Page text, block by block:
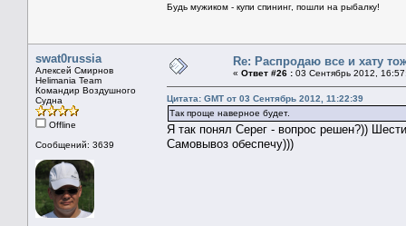
Будь мужиком - купи спининг, пошли на рыбалку!
swat0russia
Алексей Смирнов
Helimania Team
Командир Воздушного
Судна
Offline
Сообщений: 3639
Re: Распродаю все и хату
« Ответ #26 : 03 Сентябрь 2012,
Цитата: GMT от 03 Сентябрь 2012, 11:22:39
Так проще наверное будет.
Я так понял Серег - вопрос решен?))
Самовывоз обеспечу)))